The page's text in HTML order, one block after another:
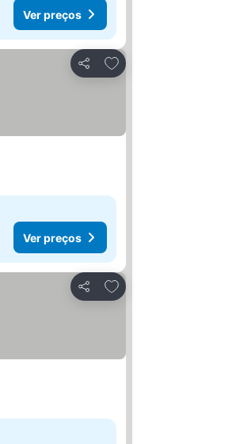
Ver preços
Partilhar
Adicionar aos favoritos
Ver preços
Partilhar
Adicionar aos favoritos